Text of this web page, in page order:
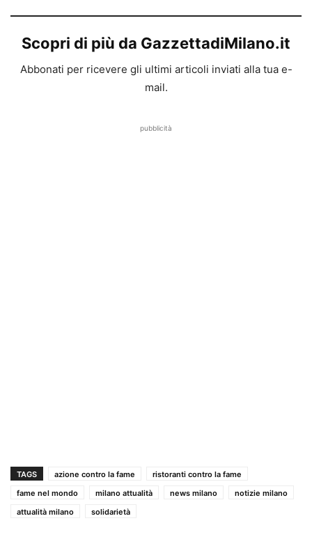
Scopri di più da GazzettadiMilano.it
Abbonati per ricevere gli ultimi articoli inviati alla tua e-
mail.
pubblicità
TAGS azione contro la fame
ristoranti contro la fame
fame nel mondo
milano attualità news milano
notizie milano
attualità milano
solidarietà